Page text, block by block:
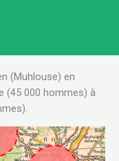
(Muhlouse) en
(45 000 hommes) à